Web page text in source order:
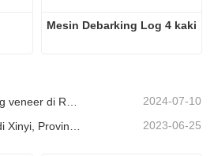
Mesin Debarking Log 4 kaki
2024-07-10
Peluncuran peralatan di Xinyi, Provinsi Guizhou, Tiongkok 2023-06-25